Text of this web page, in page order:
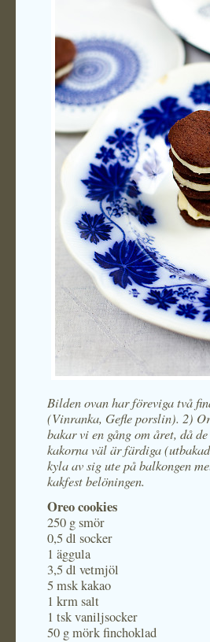
Bilden ovan har föreviga två
(Vinranka, Gefle porslin). 2)
bakar vi en gång om året, då
kakorna väl är färdiga
kyla av sig ute på balkongen
kakfest belöningen.
Oreo cookies
250 g smör
0,5 dl socker
1 äggula
3,5 dl vetmjöl
5 msk kakao
1 krm salt
1 tsk vaniljsocker
50 g mörk finchoklad